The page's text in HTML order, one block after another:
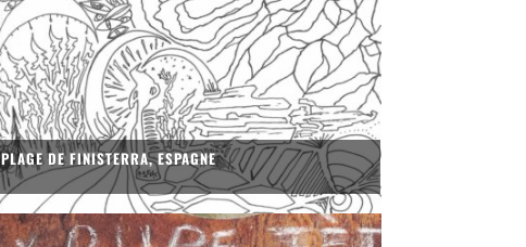
PLAGE DE FINISTERRA, ESPAGNE